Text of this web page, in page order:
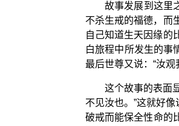
故事发展到这里
不杀生戒的福德，而
自己知道生天因缘的
白旅程中所发生的事
最后世尊又说：“汝
这个故事的表面
不见汝也。”这就好
破戒而能保全性命的